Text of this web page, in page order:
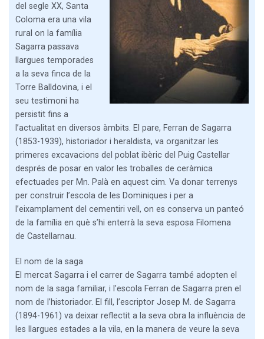
del segle XX, Santa
Coloma era una vila
rural on la família
Sagarra passava
llargues temporades
a la seva finca de la
Torre Balldovina, i el
seu testimoni ha
persistit fins a
l’actualitat en diversos àmbits. El pare, Ferran de Sagarra
(1853-1939), historiador i heraldista, va organitzar les
primeres excavacions del poblat ibèric del Puig Castellar
després de posar en valor les troballes de ceràmica
efectuades per Mn. Palà en aquest cim. Va donar terrenys
per construir l’escola de les Dominiques i per a
l’eixamplament del cementiri vell, on es conserva un panteó
de la família en què s’hi enterrà la seva esposa Filomena
de Castellarnau.
El nom de la saga
El mercat Sagarra i el carrer de Sagarra també adopten el
nom de la saga familiar, i l’escola Ferran de Sagarra pren el
nom de l’historiador. El fill, l’escriptor Josep M. de Sagarra
(1894-1961) va deixar reflectit a la seva obra la influència de
les llargues estades a la vila, en la manera de veure la seva